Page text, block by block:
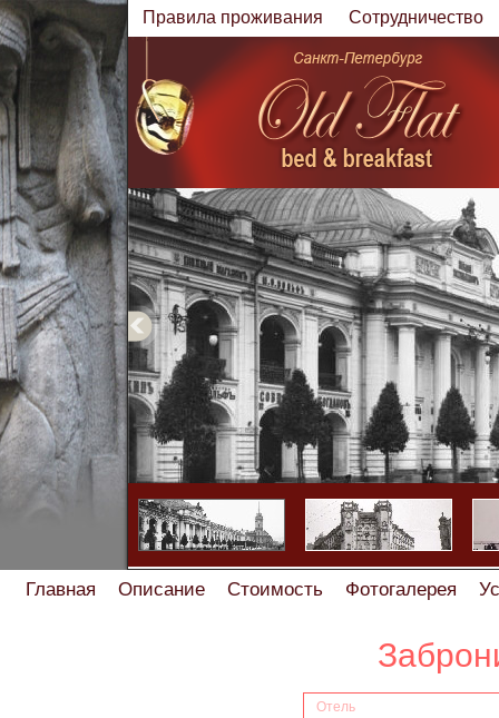
Правила проживания Cотрудничество
Главная Описание Стоимость Фотогалерея
Найдете хостел или мини-отель дешевле - сделаем
Характеристики